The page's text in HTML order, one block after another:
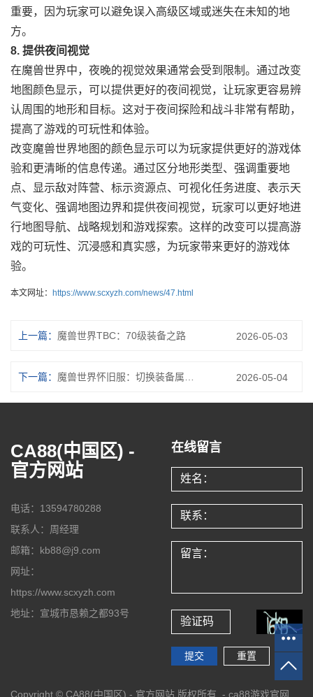
重要，因为玩家可以避免误入高级区域或迷失在未知的地
方。
8. 提供夜间视觉
在魔兽世界中，夜晚的视觉效果通常会受到限制。通过改变
地图颜色显示，可以提供更好的夜间视觉，让玩家更容易辨
认周围的地形和目标。这对于夜间探险和战斗非常有帮助，
提高了游戏的可玩性和体验。
改变魔兽世界地图的颜色显示可以为玩家提供更好的游戏体
验和更清晰的信息传递。通过区分地形类型、强调重要地
点、显示敌对阵营、标示资源点、可视化任务进度、表示天
气变化、强调地图边界和提供夜间视觉，玩家可以更好地进
行地图导航、战略规划和游戏探索。这样的改变可以提高游
戏的可玩性、沉浸感和真实感，为玩家带来更好的游戏体
验。
本文网址： https://www.scxyzh.com/news/47.html
上一篇： 魔兽世界TBC：70级装备之路 2026-05-03
下一篇： 2026-05-04
CA88(中国区) -
官方网站
电话：13594780288
联系人：周经理
邮箱：kb88@j9.com
网址：
https://www.scxyzh.com
地址：宣城市恳赖之都93号
在线留言
Copyright © CA88(中国区) - 官方网站 版权所有 - ca88游戏官网